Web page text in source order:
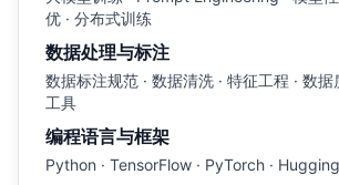
优 · 分布式训练
数据处理与标注
数据标注规范 · 数据清洗 · 特征工程 · 数据
工具
编程语言与框架
Python · TensorFlow · PyTorch ·